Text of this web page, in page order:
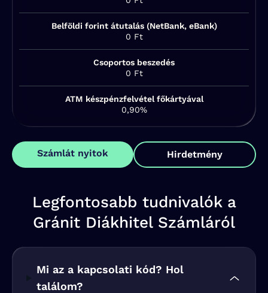
Belföldi forint átutalás (NetBank, eBank)
0 Ft
Csoportos beszedés
0 Ft
ATM készpénzfelvétel főkártyával
0,90%
Számlát nyitok Hirdetmény
Legfontosabb tudnivalók a
Gránit Diákhitel Számláról
Mi az a kapcsolati kód? Hol
találom?